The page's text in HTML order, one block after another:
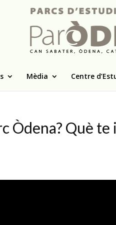
Mèdia Centre
Òdena? Què te